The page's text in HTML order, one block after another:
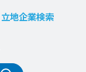
立地企業検索